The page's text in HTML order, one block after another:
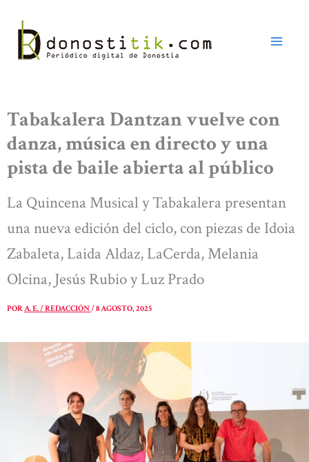
contenido
Tabakalera Dantzan vuelve con
danza, música en directo y una
pista de baile abierta al público
La Quincena Musical y Tabakalera presentan
una nueva edición del ciclo, con piezas de Idoia
Zabaleta, Laida Aldaz, LaCerda, Melania
Olcina, Jesús Rubio y Luz Prado
PORA. E. / REDACCIÓN/8 AGOSTO, 2025